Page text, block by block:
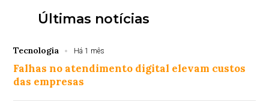
Últimas notícias
Tecnologia Há 1 mês
Falhas no atendimento digital elevam custos
das empresas